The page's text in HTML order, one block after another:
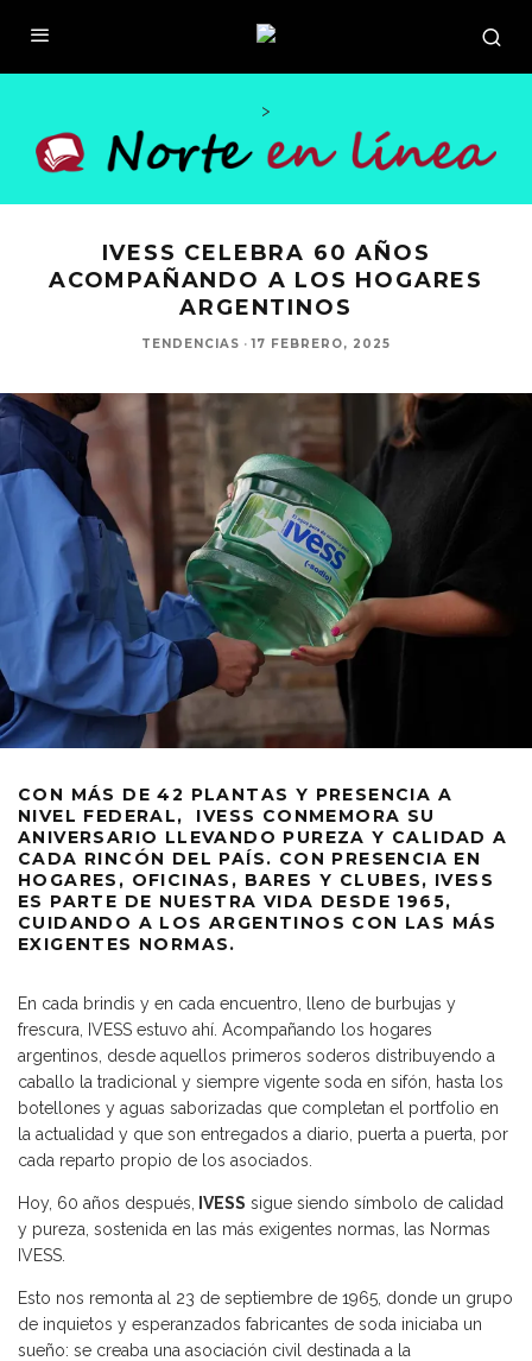
>
IVESS CELEBRA 60 AÑOS
ACOMPAÑANDO A LOS HOGARES
ARGENTINOS
TENDENCIAS · 17 FEBRERO, 2025
CON MÁS DE 42 PLANTAS Y PRESENCIA A
NIVEL FEDERAL, IVESS CONMEMORA SU
ANIVERSARIO LLEVANDO PUREZA Y CALIDAD A
CADA RINCÓN DEL PAÍS. CON PRESENCIA EN
HOGARES, OFICINAS, BARES Y CLUBES, IVESS
ES PARTE DE NUESTRA VIDA DESDE 1965,
CUIDANDO A LOS ARGENTINOS CON LAS MÁS
EXIGENTES NORMAS.
En cada brindis y en cada encuentro, lleno de burbujas y
frescura, IVESS estuvo ahí. Acompañando los hogares
argentinos, desde aquellos primeros soderos distribuyendo a
caballo la tradicional y siempre vigente soda en sifón, hasta los
botellones y aguas saborizadas que completan el portfolio en
la actualidad y que son entregados a diario, puerta a puerta, por
cada reparto propio de los asociados.
Hoy, 60 años después, IVESS sigue siendo símbolo de calidad
y pureza, sostenida en las más exigentes normas, las Normas
IVESS.
Esto nos remonta al 23 de septiembre de 1965, donde un grupo
de inquietos y esperanzados fabricantes de soda iniciaba un
sueño: se creaba una asociación civil destinada a la